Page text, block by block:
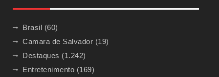
Brasil (60)
Camara de Salvador (19)
Destaques (1.242)
Entretenimento (169)